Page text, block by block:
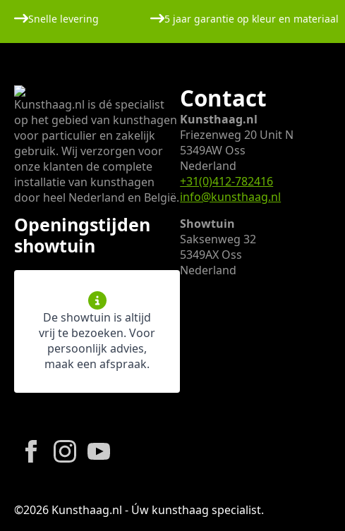
Snelle levering 5 jaar garantie op kleur en materiaal
Kunsthaag.nl is dé specialist
op het gebied van kunsthagen
voor particulier en zakelijk
gebruik. Wij verzorgen voor
onze klanten de complete
installatie van kunsthagen
door heel Nederland en België.
Openingstijden
showtuin
De showtuin is altijd
vrij te bezoeken. Voor
persoonlijk advies,
maak een afspraak.
Contact
Kunsthaag.nl
Friezenweg 20 Unit N
5349AW Oss
Nederland
+31(0)412-782416
info@kunsthaag.nl
Showtuin
Saksenweg 32
5349AX Oss
Nederland
©2026 Kunsthaag.nl - Úw kunsthaag specialist.